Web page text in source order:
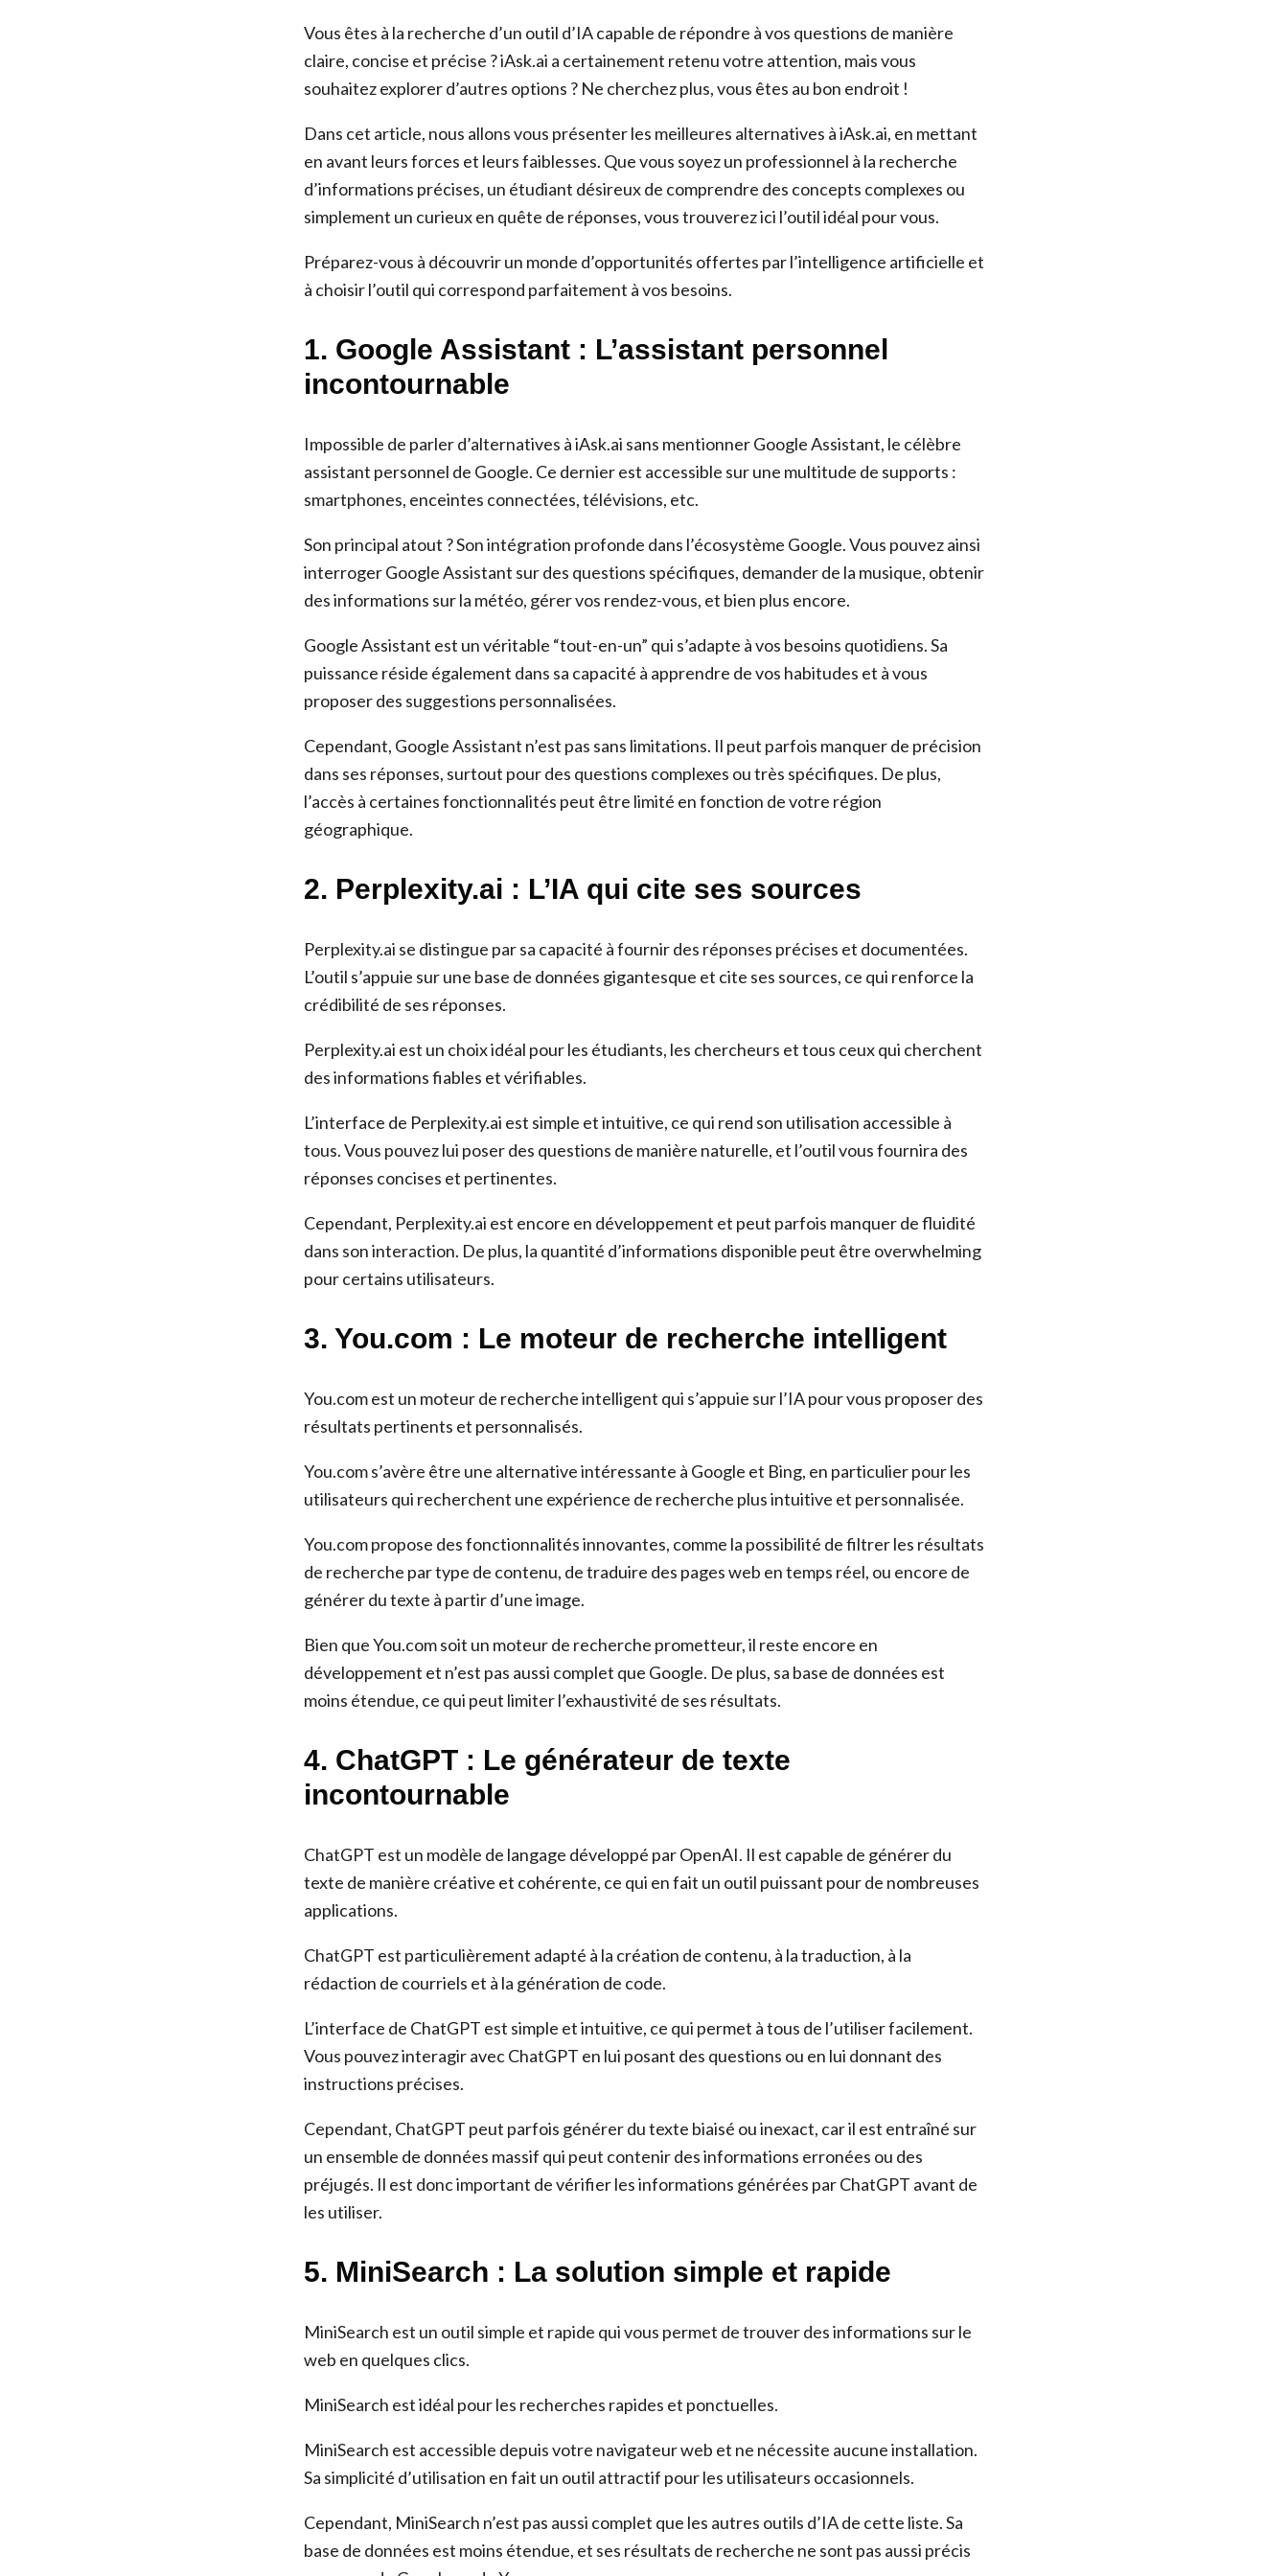
Vous êtes à la recherche d’un outil d’IA capable de répondre à vos questions de manière
claire, concise et précise ? iAsk.ai a certainement retenu votre attention, mais vous
souhaitez explorer d’autres options ? Ne cherchez plus, vous êtes au bon endroit !
Dans cet article, nous allons vous présenter les meilleures alternatives à iAsk.ai, en mettant
en avant leurs forces et leurs faiblesses. Que vous soyez un professionnel à la recherche
d’informations précises, un étudiant désireux de comprendre des concepts complexes ou
simplement un curieux en quête de réponses, vous trouverez ici l’outil idéal pour vous.
Préparez-vous à découvrir un monde d’opportunités offertes par l’intelligence artificielle et
à choisir l’outil qui correspond parfaitement à vos besoins.
1. Google Assistant : L’assistant personnel
incontournable
Impossible de parler d’alternatives à iAsk.ai sans mentionner Google Assistant, le célèbre
assistant personnel de Google. Ce dernier est accessible sur une multitude de supports :
smartphones, enceintes connectées, télévisions, etc.
Son principal atout ? Son intégration profonde dans l’écosystème Google. Vous pouvez ainsi
interroger Google Assistant sur des questions spécifiques, demander de la musique, obtenir
des informations sur la météo, gérer vos rendez-vous, et bien plus encore.
Google Assistant est un véritable “tout-en-un” qui s’adapte à vos besoins quotidiens. Sa
puissance réside également dans sa capacité à apprendre de vos habitudes et à vous
proposer des suggestions personnalisées.
Cependant, Google Assistant n’est pas sans limitations. Il peut parfois manquer de précision
dans ses réponses, surtout pour des questions complexes ou très spécifiques. De plus,
l’accès à certaines fonctionnalités peut être limité en fonction de votre région
géographique.
2. Perplexity.ai : L’IA qui cite ses sources
Perplexity.ai se distingue par sa capacité à fournir des réponses précises et documentées.
L’outil s’appuie sur une base de données gigantesque et cite ses sources, ce qui renforce la
crédibilité de ses réponses.
Perplexity.ai est un choix idéal pour les étudiants, les chercheurs et tous ceux qui cherchent
des informations fiables et vérifiables.
L’interface de Perplexity.ai est simple et intuitive, ce qui rend son utilisation accessible à
tous. Vous pouvez lui poser des questions de manière naturelle, et l’outil vous fournira des
réponses concises et pertinentes.
Cependant, Perplexity.ai est encore en développement et peut parfois manquer de fluidité
dans son interaction. De plus, la quantité d’informations disponible peut être overwhelming
pour certains utilisateurs.
3. You.com : Le moteur de recherche intelligent
You.com est un moteur de recherche intelligent qui s’appuie sur l’IA pour vous proposer des
résultats pertinents et personnalisés.
You.com s’avère être une alternative intéressante à Google et Bing, en particulier pour les
utilisateurs qui recherchent une expérience de recherche plus intuitive et personnalisée.
You.com propose des fonctionnalités innovantes, comme la possibilité de filtrer les résultats
de recherche par type de contenu, de traduire des pages web en temps réel, ou encore de
générer du texte à partir d’une image.
Bien que You.com soit un moteur de recherche prometteur, il reste encore en
développement et n’est pas aussi complet que Google. De plus, sa base de données est
moins étendue, ce qui peut limiter l’exhaustivité de ses résultats.
4. ChatGPT : Le générateur de texte
incontournable
ChatGPT est un modèle de langage développé par OpenAI. Il est capable de générer du
texte de manière créative et cohérente, ce qui en fait un outil puissant pour de nombreuses
applications.
ChatGPT est particulièrement adapté à la création de contenu, à la traduction, à la
rédaction de courriels et à la génération de code.
L’interface de ChatGPT est simple et intuitive, ce qui permet à tous de l’utiliser facilement.
Vous pouvez interagir avec ChatGPT en lui posant des questions ou en lui donnant des
instructions précises.
Cependant, ChatGPT peut parfois générer du texte biaisé ou inexact, car il est entraîné sur
un ensemble de données massif qui peut contenir des informations erronées ou des
préjugés. Il est donc important de vérifier les informations générées par ChatGPT avant de
les utiliser.
5. MiniSearch : La solution simple et rapide
MiniSearch est un outil simple et rapide qui vous permet de trouver des informations sur le
web en quelques clics.
MiniSearch est idéal pour les recherches rapides et ponctuelles.
MiniSearch est accessible depuis votre navigateur web et ne nécessite aucune installation.
Sa simplicité d’utilisation en fait un outil attractif pour les utilisateurs occasionnels.
Cependant, MiniSearch n’est pas aussi complet que les autres outils d’IA de cette liste. Sa
base de données est moins étendue, et ses résultats de recherche ne sont pas aussi précis